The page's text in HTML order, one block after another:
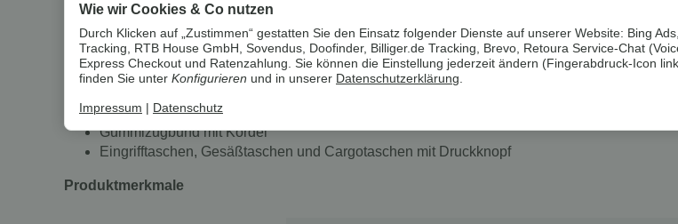
esmara® Men Herren Cargo-Joggers
Eigenschaften
Optimale Passform durch das Elasthan LYCRA®
Gummizugbund mit Kordel
Eingrifftaschen, Gesäßtaschen und Cargotaschen mit Druckknopf
Produktmerkmale
Wie wir Cookies & Co nutzen
Durch Klicken auf „Zustimmen“ gestatten Sie den Einsatz folgender Dienste auf unserer Website: Bing
Tracking, RTB House GmbH, Sovendus, Doofinder, Billiger.de Tracking, Brevo, Retoura Service-Chat
Express Checkout und Ratenzahlung. Sie können die Einstellung jederzeit ändern (Fingerabdruck-Icon
finden Sie unter Konfigurieren und in unserer Datenschutzerklärung
Impressum | Datenschutz